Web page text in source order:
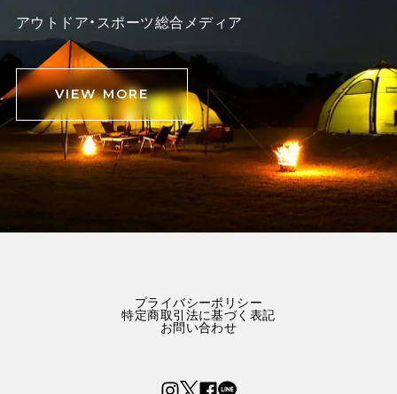
アウトドア・スポーツ総合メディア
VIEW MORE
プライバシーポリシー
特定商取引法に基づく表記
お問い合わせ